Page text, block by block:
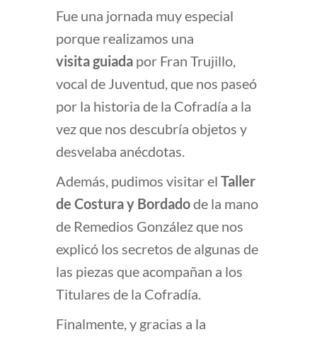
Fue una jornada muy especial
porque realizamos una
visita guiada por Fran Trujillo,
vocal de Juventud, que nos paseó
por la historia de la Cofradía a la
vez que nos descubría objetos y
desvelaba anécdotas.
Además, pudimos visitar el Taller
de Costura y Bordadode la mano
de Remedios González que nos
explicó los secretos de algunas de
las piezas que acompañan a los
Titulares de la Cofradía.
Finalmente, y gracias a la